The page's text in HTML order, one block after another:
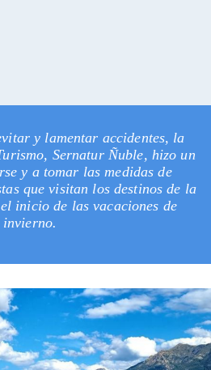
y lamentar accidentes, la
Sernatur Ñuble, hizo un
y a tomar las medidas de
que visitan los destinos de la
inicio de las vacaciones de
invierno.